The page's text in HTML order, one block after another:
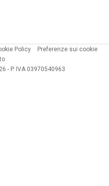
Policy
Preferenze sui cookie
- P. IVA 03970540963